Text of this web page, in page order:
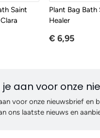
Saint
Plant Bag Bath
Healer
€ 6,95
je aan voor onze
voor onze nieuwsbrief en
ons laatste nieuws en